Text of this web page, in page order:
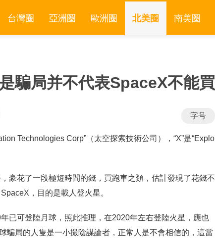
台灣圈 亞洲圈 歐洲圈 北美圈 南美圈
騙局并不代表SpaceX不能買
字号
Technologies Corp”（太空探索技術公司），“X”是“Explo
豪花了一段極短時間的錢，買跑車之類，估計發現了花錢不
，目的是載人登火星。
已可登陸月球，照此推理，在2020年左右登陸火星，應也
騙局的人隻是一小撮陰謀論者，正常人是不會相信的，這當